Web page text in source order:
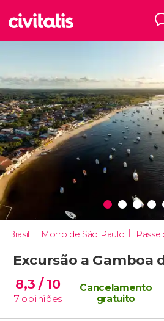
Brasil Morro de São Paulo
Excursão a Gamboa
8,3 / 10
7 opiniões
Cancelamento
gratuito